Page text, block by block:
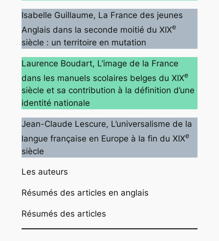
Isabelle Guillaume, La France des jeunes
Anglais dans la seconde moitié du XIXe
siècle : un territoire en mutation
Laurence Boudart, L’image de la France
dans les manuels scolaires belges du XIXe
siècle et sa contribution à la définition d’une
identité nationale
Jean-Claude Lescure, L’universalisme de la
langue française en Europe à la fin du XIXe
siècle
Les auteurs
Résumés des articles en anglais
Résumés des articles